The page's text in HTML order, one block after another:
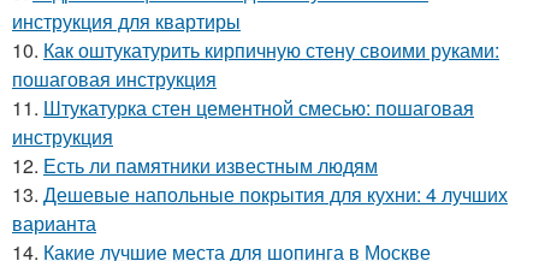
инструкция для квартиры
10. Как оштукатурить кирпичную стену своими руками:
пошаговая инструкция
11. Штукатурка стен цементной смесью: пошаговая
инструкция
12. Есть ли памятники известным людям
13. Дешевые напольные покрытия для кухни: 4 лучших
варианта
14. Какие лучшие места для шопинга в Москве